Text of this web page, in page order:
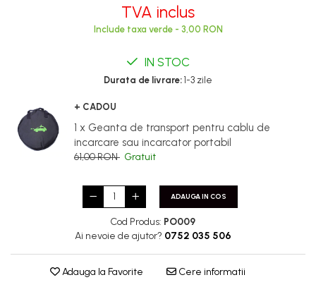
TVA inclus
Include taxa verde - 3,00 RON
IN STOC
Durata de livrare: 1-3 zile
+ CADOU
1 x Geanta de transport pentru cablu de
incarcare sau incarcator portabil
61,00 RON Gratuit
ADAUGA IN COS
Cod Produs: PO009
Ai nevoie de ajutor? 0752 035 506
Adauga la Favorite Cere informatii